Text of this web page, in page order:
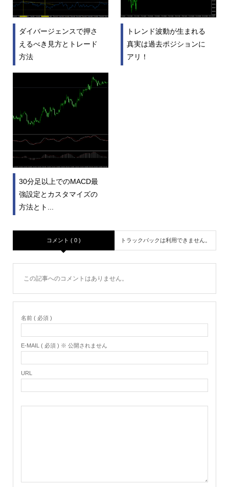
ダイバージェンスで押さ
えるべき見方とトレード
方法
トレンド波動が生まれる
真実は過去ポジションに
アリ！
30分足以上でのMACD最
強設定とカスタマイズの
方法とト...
コメント ( 0 ) トラックバックは利用できません。
この記事へのコメントはありません。
名前 ( 必須 )
E-MAIL ( 必須 ) ※ 公開されません
URL